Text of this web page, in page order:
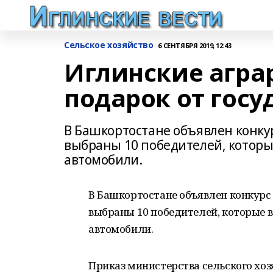
Сельское хозяйство 6 СЕНТЯБРЯ 2019, 12:43
Иглинские
подарок от
В Башкортостане объявлен
выбраны 10 победителей,
автомобили.
В Башкортостане объявлен
выбраны 10 победителей, которые
автомобили.
Приказ министерства сельского